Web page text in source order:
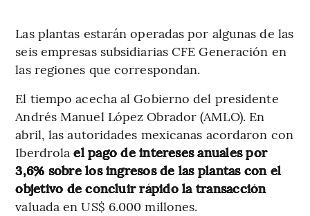
Las plantas estarán operadas por algunas de las
seis empresas subsidiarias CFE Generación en
las regiones que correspondan.
El tiempo acecha al Gobierno del presidente
Andrés Manuel López Obrador (AMLO). En
abril, las autoridades mexicanas acordaron con
Iberdrolael pago de intereses anuales por
3,6% sobre los ingresos de las plantas con el
objetivo de concluir rápido la transacción
valuada en US$ 6.000 millones.